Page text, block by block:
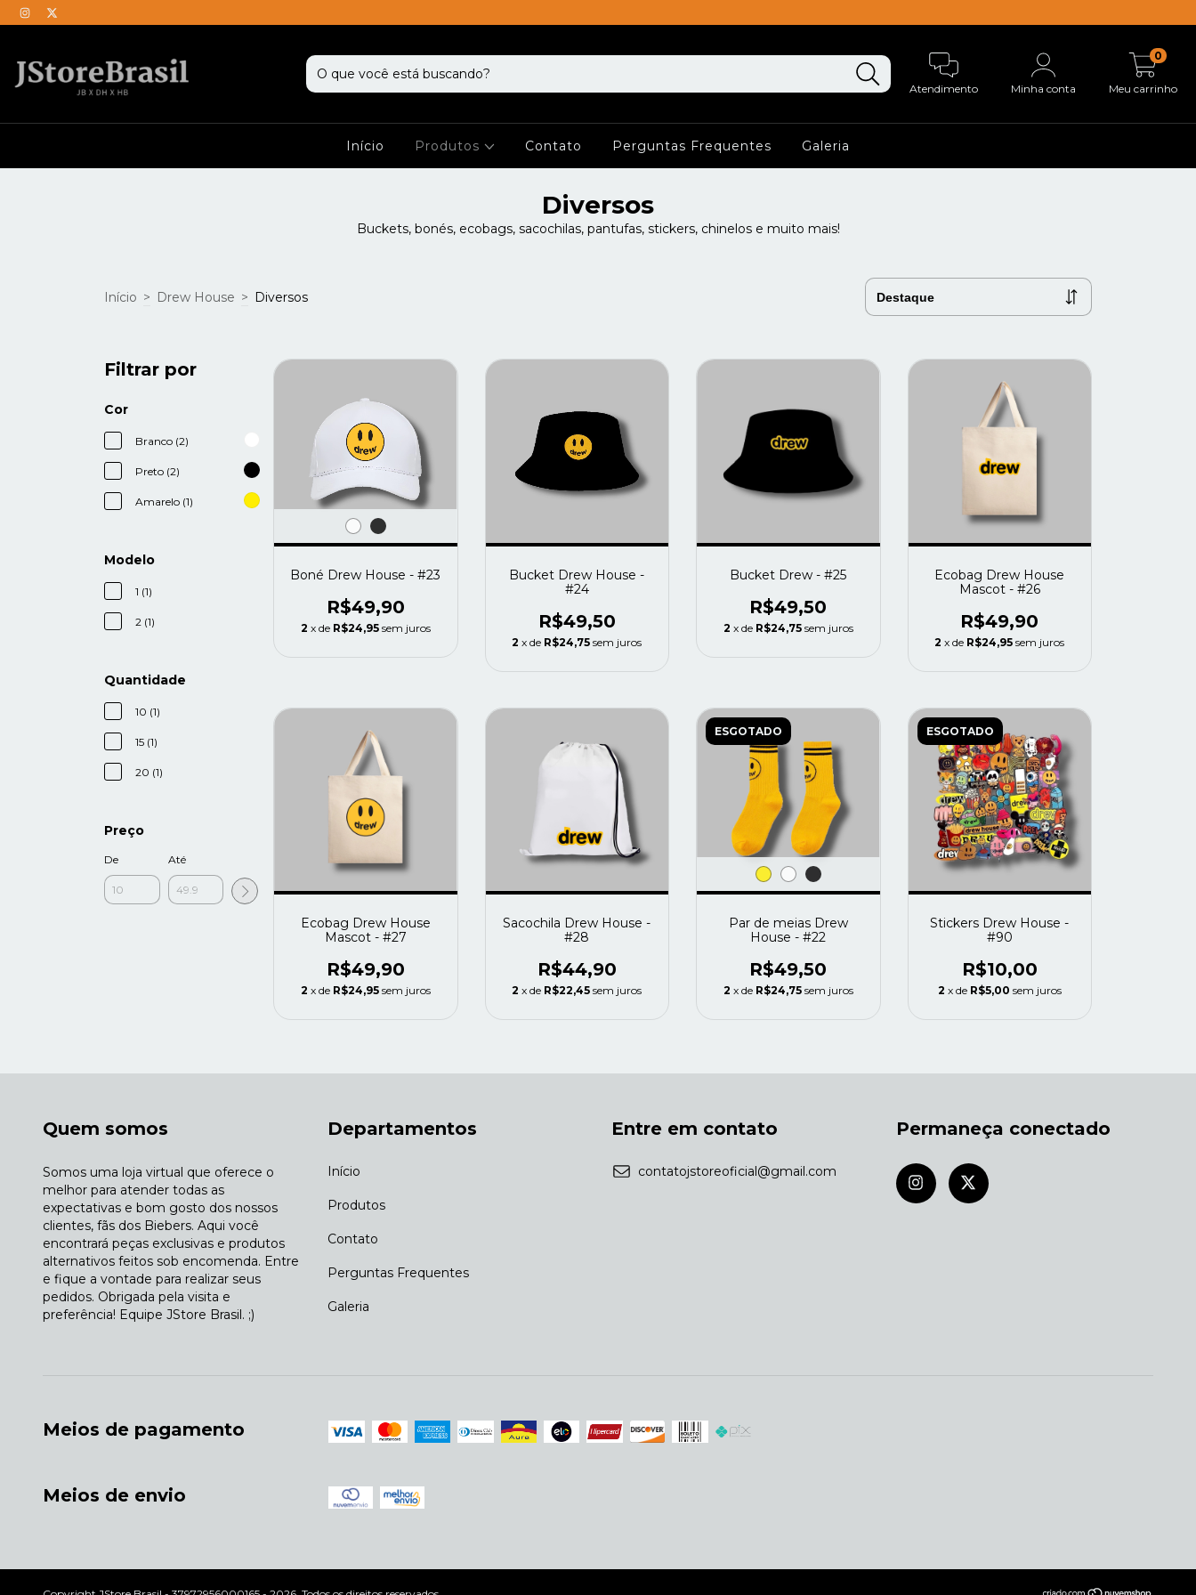
Atendimento Minha conta Meu carrinho
0
Início Produtos Contato Perguntas Frequentes Galeria
Diversos
Buckets, bonés, ecobags, sacochilas, pantufas, stickers, chinelos e muito mais!
Início > Drew House > Diversos
Filtrar por
Cor
Branco (2)
Preto (2)
Amarelo (1)
Modelo
1 (1)
2 (1)
Quantidade
10 (1)
15 (1)
20 (1)
Preço
De Até
Boné Drew House - #23
R$49,90
2 x de R$24,95 sem juros
Bucket Drew House -
#24
R$49,50
2 x de R$24,75 sem juros
Bucket Drew - #25
R$49,50
2 x de R$24,75 sem juros
Ecobag Drew House
Mascot - #26
R$49,90
2 x de R$24,95 sem juros
Ecobag Drew House
Mascot - #27
R$49,90
2 x de R$24,95 sem juros
Sacochila Drew House -
#28
R$44,90
2 x de R$22,45 sem juros
ESGOTADO
Par de meias Drew
House - #22
R$49,50
2 x de R$24,75 sem juros
ESGOTADO
Stickers Drew House -
#90
R$10,00
2 x de R$5,00 sem juros
Quem somos
Somos uma loja virtual que oferece o
melhor para atender todas as
expectativas e bom gosto dos nossos
clientes, fãs dos Biebers. Aqui você
encontrará peças exclusivas e produtos
alternativos feitos sob encomenda. Entre
e fique a vontade para realizar seus
pedidos. Obrigada pela visita e
preferência! Equipe JStore Brasil. ;)
Departamentos
Início
Produtos
Contato
Perguntas Frequentes
Galeria
Entre em contato
contatojstoreoficial@gmail.com
Permaneça conectado
Meios de pagamento
Meios de envio